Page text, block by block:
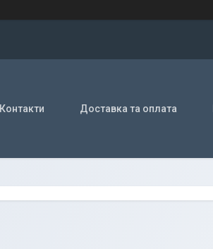
Контакти Доставка та оплата